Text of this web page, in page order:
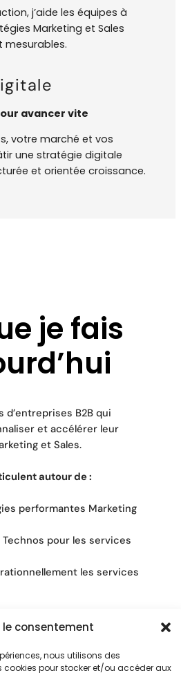
le consentement
nous utilisons des
cookies pour stocker et/ou accéder aux
j’aide les équipes à
Marketing et Sales
mesurables.
avancer vite
votre marché et vos
une stratégie digitale
et orientée croissance.
je fais
d’entreprises B2B qui
et accélérer leur
et Sales.
autour de :
performantes Marketing
pour les services
les services